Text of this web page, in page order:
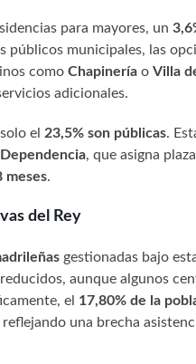
para mayores, un
públicos municipales, las
como Chapinería o Villa
adicionales.
el 23,5% son públicas.
, que asigna
meses.
del Rey
gestionadas bajo
aunque algunos
el 17,80% de la
reflejando una brecha